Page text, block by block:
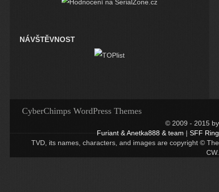
NÁVŠTĚVNOST
CyberChimps WordPress Themes
© 2009 - 2015 by
Furiant & Anetka888 & team | SFF Ring
TVD, its names, characters, and images are copyright © The
CW.